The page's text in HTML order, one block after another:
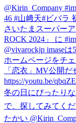
@Kirin_Company
46 #山﨑天#ビバラ
さいたまスーパー
ROCK 2024」 に
@vivarockjp imase
ホームページをチ
「恋衣」MV公開だ
https://youtu.be/
冬の日にぴったり
で、探してみてく
たかい